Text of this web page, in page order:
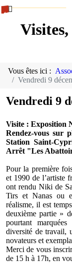
Vous êtes ici :
Vendredi 9
Vendredi 9
Visite : Exposition
Rendez-vous sur
Station Saint-
Arrêt "Les
Pour la première
et 1990 de l’artiste
ont rendu Niki de
Tirs et Nanas ou
réalisme, il est
deuxième partie »
pourtant
diversité de travail,
novateurs et
Merci de vous
de 15 h à 17h, en